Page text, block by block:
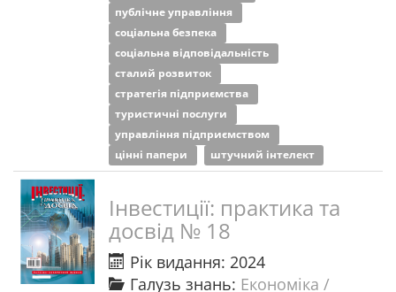
публічне управління
соціальна безпека
соціальна відповідальність
сталий розвиток
стратегія підприємства
туристичні послуги
управління підприємством
цінні папери
штучний інтелект
Інвестиції: практика та
досвід № 18
Рік видання: 2024
Галузь знань: Економіка /